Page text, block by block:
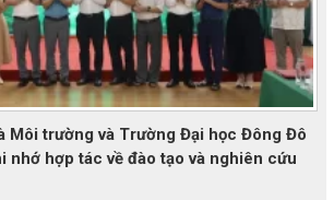
Môi trường và Trường Đại học Đông Đô
nhớ hợp tác về đào tạo và nghiên cứu